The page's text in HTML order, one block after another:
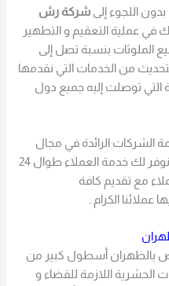
اللجوء إلىشركة رش
عملية التعقيم و التطهير
الملوثات بنسبة تصل إلى
من الخدمات التي نقدمها
التي توصلت إليه جميع دول
الرائدة في مجال
القضاء على الحشرات و القوارض ، ونوفر لك خدمة العملاء طوال 24
مع تقديم كافة
عملائنا الكرام .
بالظهران أسطول كبير من
الحشرية اللازمة للقضاء و